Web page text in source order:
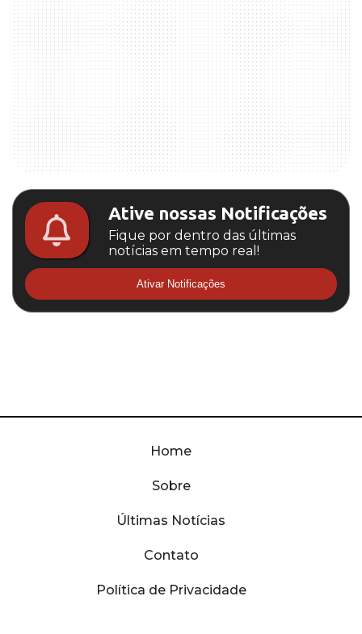
Ative nossas Notificações
Fique por dentro das últimas
notícias em tempo real!
Ativar Notificações
Home
Sobre
Últimas Notícias
Contato
Política de Privacidade